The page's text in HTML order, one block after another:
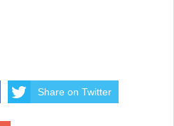
Share on Twitter